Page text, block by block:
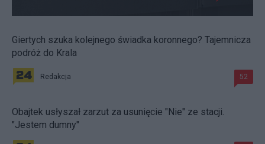
Giertych szuka kolejnego świadka koronnego? Tajemnicza
podróż do Krala
Redakcja 52
Obajtek usłyszał zarzut za usunięcie "Nie" ze stacji.
"Jestem dumny"